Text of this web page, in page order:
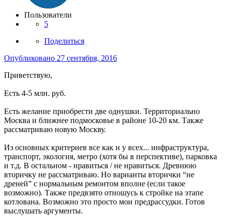
Пользователи
5
Поделиться
Опубликовано 27 сентября, 2016
Приветствую,
Есть 4-5 млн. руб.
Есть желание приобрести две однушки. Территориально
Москва и ближнее подмосковье в районе 10-20 км. Также
рассматриваю новую Москву.
Из основных критериев все как и у всех... инфраструктура,
транспорт, экология, метро (хотя бы в перспективе), парковка
и т.д. В остальном - нравиться / не нравиться. Древнюю
вторичку не рассматриваю. Но варианты вторички “не
дреней” с нормальным ремонтом вполне (если такое
возможно). Также предвзято отношусь к стройке на этапе
котлована. Возможно это просто мои предрассудки. Готов
выслушать аргументы.